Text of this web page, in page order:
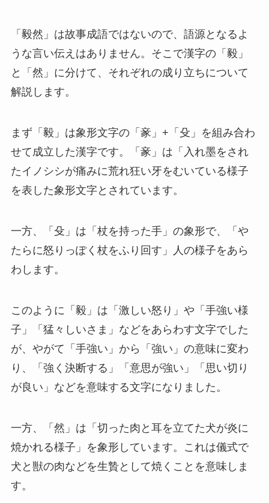
「毅然」は故事成語ではないので、語源となるよ
うな言い伝えはありません。そこで漢字の「毅」
と「然」に分けて、それぞれの成り立ちについて
解説します。
まず「毅」は象形文字の「豙」+「殳」を組み合わ
せて成立した漢字です。「豙」は「入れ墨をされ
たイノシシが痛みに荒れ狂い牙をむいている様子
を表した象形文字とされています。
一方、「殳」は「杖を持った手」の象形で、「や
たらに怒りっぽく杖をふり回す」人の様子をあら
わします。
このように「毅」は「激しい怒り」や「手強い様
子」「猛々しいさま」などをあらわす文字でした
が、やがて「手強い」から「強い」の意味に変わ
り、「強く決断する」「意思が強い」「思い切り
が良い」などを意味する文字になりました。
一方、「然」は「切った肉と耳を立てた犬が炎に
焼かれる様子」を象形しています。これは儀式で
犬と獣の肉などを生贄として焼くことを意味しま
す。